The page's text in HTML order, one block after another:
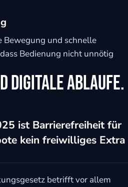
Bewegung und schnelle
Bedienung nicht unnötig
digitale Abläufe.
ist Barrierefreiheit für
kein freiwilliges Extra
betrifft vor allem